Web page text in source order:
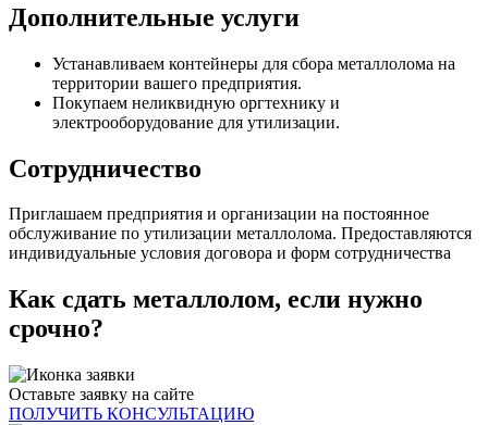
Дополнительные услуги
Устанавливаем контейнеры для сбора металлолома на
территории вашего предприятия.
Покупаем неликвидную оргтехнику и
электрооборудование для утилизации.
Сотрудничество
Приглашаем предприятия и организации на постоянное
обслуживание по утилизации металлолома. Предоставляются
индивидуальные условия договора и форм сотрудничества
Как сдать металлолом, если нужно
срочно?
Оставьте заявку на сайте
ПОЛУЧИТЬ КОНСУЛЬТАЦИЮ